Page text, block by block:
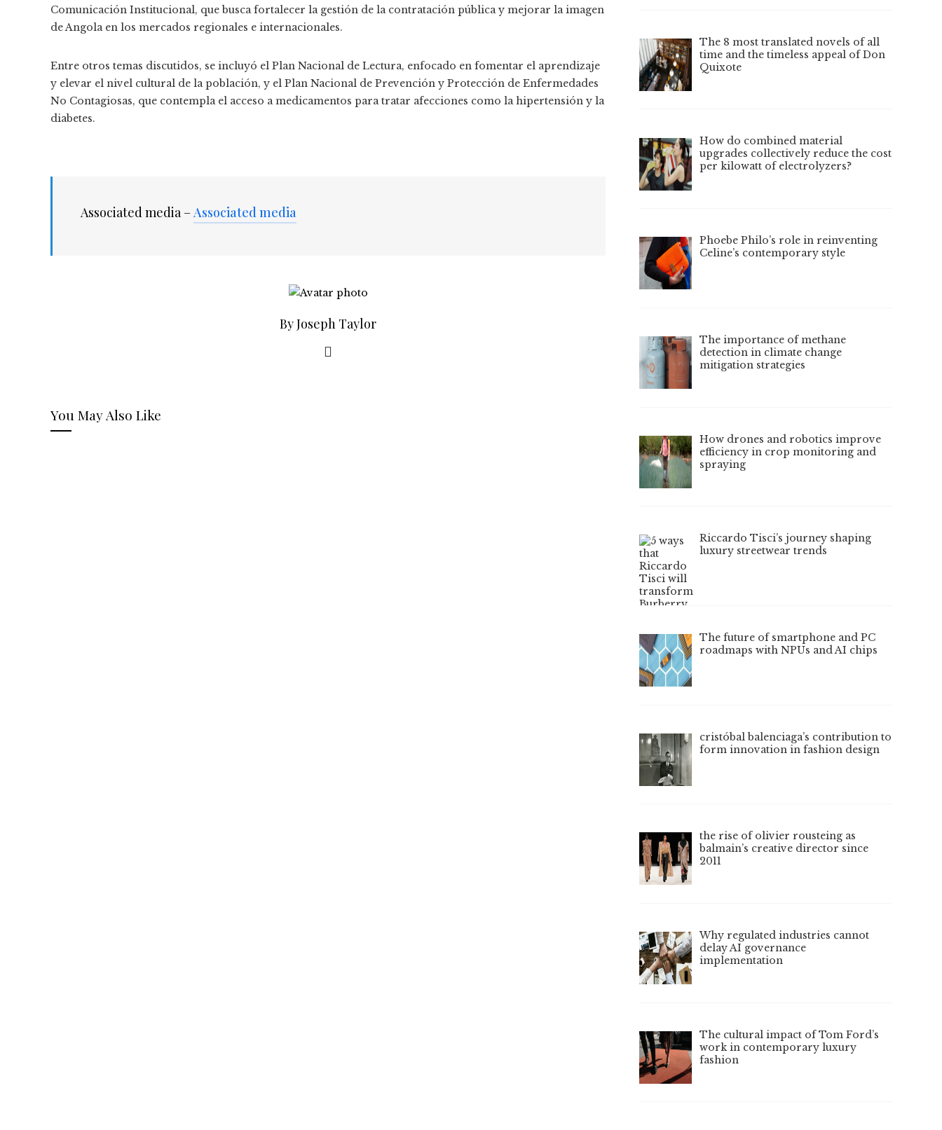
Comunicación Institucional, que busca fortalecer la gestión de la contratación pública y mejorar la imagen
de Angola en los mercados regionales e internacionales.
Entre otros temas discutidos, se incluyó el Plan Nacional de Lectura, enfocado en fomentar el aprendizaje
y elevar el nivel cultural de la población, y el Plan Nacional de Prevención y Protección de Enfermedades
No Contagiosas, que contempla el acceso a medicamentos para tratar afecciones como la hipertensión y la
diabetes.
Associated media –Associated media
By Joseph Taylor
You May Also Like
The 8 most translated novels of all
time and the timeless appeal of Don
Quixote
How do combined material
upgrades collectively reduce the cost
per kilowatt of electrolyzers?
Phoebe Philo’s role in reinventing
Celine’s contemporary style
The importance of methane
detection in climate change
mitigation strategies
How drones and robotics improve
efficiency in crop monitoring and
spraying
Riccardo Tisci’s journey shaping
luxury streetwear trends
The future of smartphone and PC
roadmaps with NPUs and AI chips
cristóbal balenciaga’s contribution to
form innovation in fashion design
the rise of olivier rousteing as
balmain’s creative director since
2011
Why regulated industries cannot
delay AI governance
implementation
The cultural impact of Tom Ford’s
work in contemporary luxury
fashion